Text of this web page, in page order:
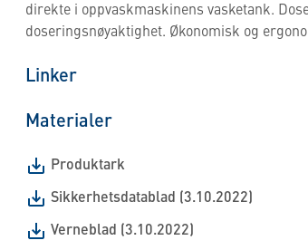
direkte i oppvaskmaskinens vasketank.
doseringsnøyaktighet. Økonomisk og
Linker
Materialer
Produktark
Sikkerhetsdatablad (3.10.2022)
Verneblad (3.10.2022)